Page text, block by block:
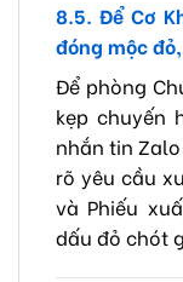
8.5. Để Cơ
đóng mộc
Để phòng
kẹp chuyến
nhắn tin
rõ yêu cầu
và Phiếu
dấu đỏ chót